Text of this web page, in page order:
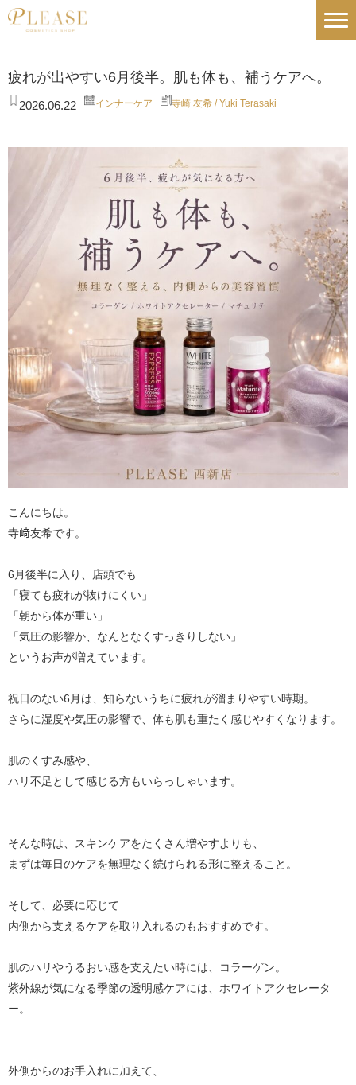
疲れが出やすい6月後半。肌も体も、補うケアへ。
2026.06.22 インナーケア 寺崎 友希 / Yuki Terasaki
こんにちは。
寺﨑友希です。
6月後半に入り、店頭でも
「寝ても疲れが抜けにくい」
「朝から体が重い」
「気圧の影響か、なんとなくすっきりしない」
というお声が増えています。
祝日のない6月は、知らないうちに疲れが溜まりやすい時期。
さらに湿度や気圧の影響で、体も肌も重たく感じやすくなります。
肌のくすみ感や、
ハリ不足として感じる方もいらっしゃいます。
そんな時は、スキンケアをたくさん増やすよりも、
まずは毎日のケアを無理なく続けられる形に整えること。
そして、必要に応じて
内側から支えるケアを取り入れるのもおすすめです。
肌のハリやうるおい感を支えたい時には、コラーゲン。
紫外線が気になる季節の透明感ケアには、ホワイトアクセレータ
ー。
外側からのお手入れに加えて、